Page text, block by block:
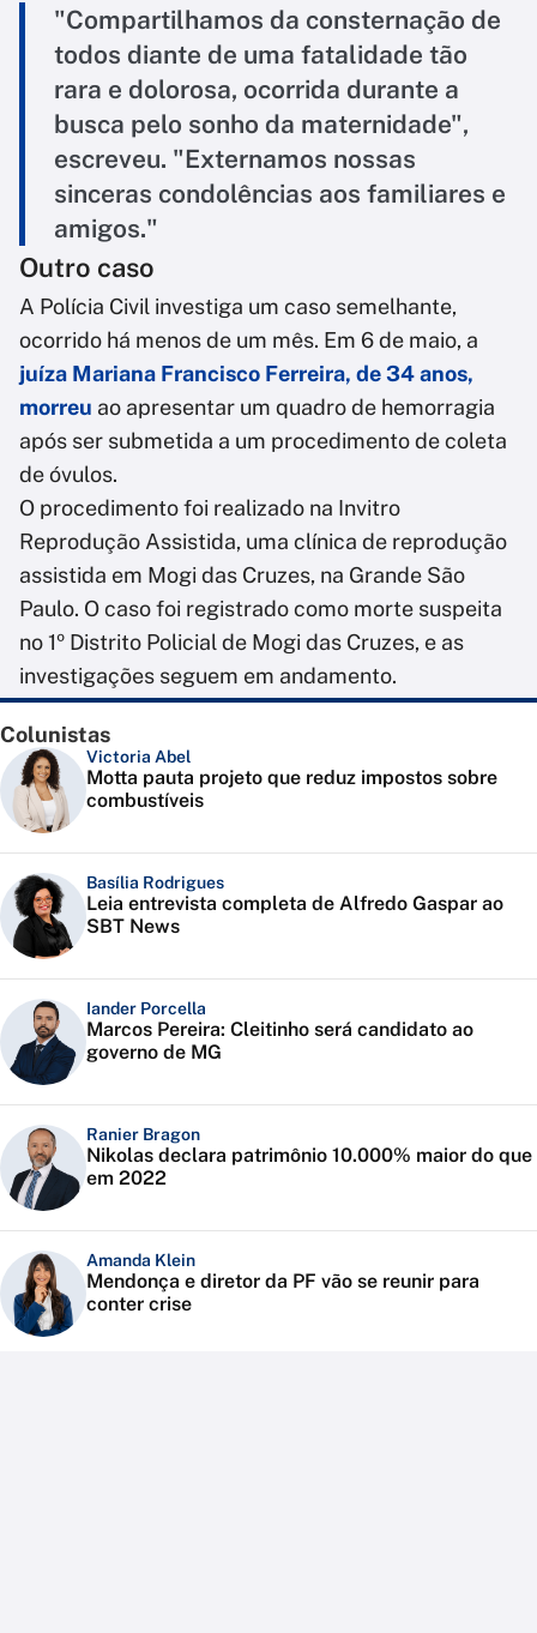
"Compartilhamos da consternação de
todos diante de uma fatalidade tão
rara e dolorosa, ocorrida durante a
busca pelo sonho da maternidade",
escreveu. "Externamos nossas
sinceras condolências aos familiares e
amigos."
Outro caso
A Polícia Civil investiga um caso semelhante,
ocorrido há menos de um mês. Em 6 de maio, a
juíza Mariana Francisco Ferreira, de 34 anos,
morreu ao apresentar um quadro de hemorragia
após ser submetida a um procedimento de coleta
de óvulos.
O procedimento foi realizado na Invitro
Reprodução Assistida, uma clínica de reprodução
assistida em Mogi das Cruzes, na Grande São
Paulo. O caso foi registrado como morte suspeita
no 1º Distrito Policial de Mogi das Cruzes, e as
investigações seguem em andamento.
Colunistas
Victoria Abel
Motta pauta projeto que reduz impostos sobre
combustíveis
Basília Rodrigues
Leia entrevista completa de Alfredo Gaspar ao
SBT News
Iander Porcella
Marcos Pereira: Cleitinho será candidato ao
governo de MG
Ranier Bragon
Nikolas declara patrimônio 10.000% maior do que
em 2022
Amanda Klein
Mendonça e diretor da PF vão se reunir para
conter crise